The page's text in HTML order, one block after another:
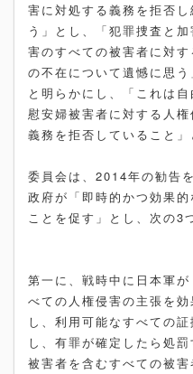
害に対処する義務を拒否
う」とし、「犯罪捜査と
害のすべての被害者に対
の不在について遺憾に思
と明らかにし、「これは
慰安婦被害者に対する人
義務を拒否していること」
委員会は、2014年の勧告
政府が「即時的かつ効果
ことを促す」とし、次の3
第一に、戦時中に日本軍
べての人権侵害の主張を
し、利用可能なすべての
し、有罪が確定したら処
被害者を含むすべての被